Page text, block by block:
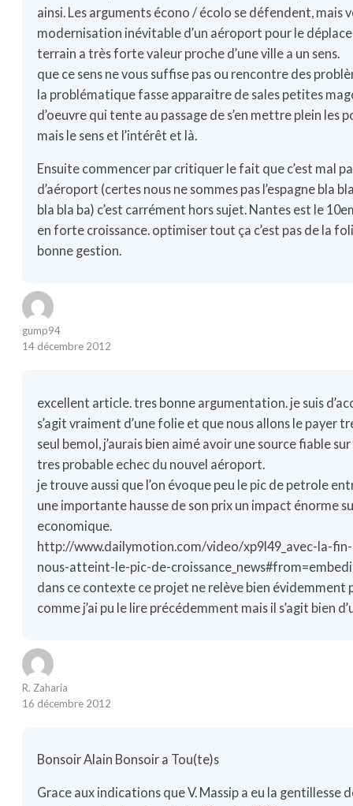
ainsi. Les arguments écono / écolo se défendent, mais
modernisation inévitable d’un aéroport pour le
terrain a très forte valeur proche d’une ville a un sens.
que ce sens ne vous suffise pas ou rencontre des
la problématique fasse apparaitre de sales petites
d’oeuvre qui tente au passage de s’en mettre plein les
mais le sens et l’intérêt et là.
Ensuite commencer par critiquer le fait que c’est mal
d’aéroport (certes nous ne sommes pas l’espagne bla
bla bla ba) c’est carrément hors sujet. Nantes est le
en forte croissance. optimiser tout ça c’est pas de la
bonne gestion.
gump94
14 décembre 2012
excellent article. tres bonne argumentation. je suis
s’agit vraiment d’une folie et que nous allons le payer
seul bemol, j’aurais bien aimé avoir une source fiable
tres probable echec du nouvel aéroport.
je trouve aussi que l’on évoque peu le pic de petrole
une importante hausse de son prix un impact énorme
economique.
http://www.dailymotion.com/video/xp9l49_avec-la-
nous-atteint-le-pic-de-
dans ce contexte ce projet ne relève bien évidemment
comme j’ai pu le lire précédemment mais il s’agit bien
R. Zaharia
16 décembre 2012
Bonsoir Alain Bonsoir a Tou(te)s
Grace aux indications que V. Massip a eu la gentillesse